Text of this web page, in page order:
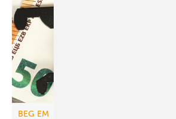
BEG EM